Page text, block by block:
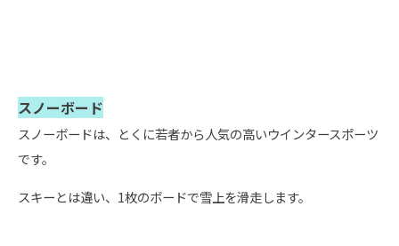
スノーボード
スノーボードは、とくに若者から人気の高いウインタースポーツ
です。
スキーとは違い、1枚のボードで雪上を滑走します。